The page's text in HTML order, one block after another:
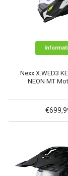
Nexx X.WED3
NEON MT